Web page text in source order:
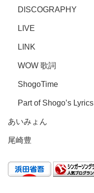
DISCOGRAPHY
LIVE
LINK
WOW 歌詞
ShogoTime
Part of Shogo’s Lyrics
あいみょん
尾崎豊